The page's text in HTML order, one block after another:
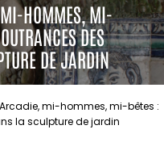
MI-HOMMES, MI-
DES
DE JARDIN
mi-hommes, mi-bêtes :
la sculpture de jardin